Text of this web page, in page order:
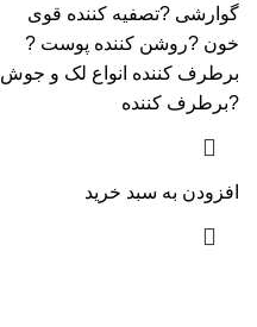
گوارشی ?تصفیه کننده قوی
خون ?روشن کننده پوست ?
برطرف کننده انواع لک و جوش
?برطرف کننده
افزودن به سبد خرید